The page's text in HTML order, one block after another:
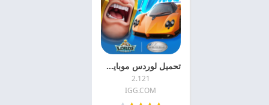
تحميل لوردس موبايل 2024 Lords Mobile APK التحديث الاخير
2.121
IGG.COM